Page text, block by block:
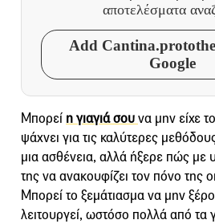
αποτελέσματα
Add
Google
Μπορεί η γιαγιά σουνα μην είχε
ψάχνει για τις καλύτερες
μια ασθένεια, αλλά ήξερε πώς με
της να ανακουφίζει τον πόνο της
Μπορεί το ξεμάτιασμα να μην
λειτουργεί, ωστόσο πολλά από τα